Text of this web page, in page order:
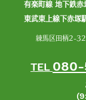
有楽町線 地下鉄赤
東武東上線下赤塚
練馬区田柄2-
TEL